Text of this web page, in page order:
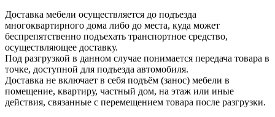
Доставка мебели осуществляется до подъезда
многоквартирного дома либо до места, куда может
беспрепятственно подъехать транспортное средство,
осуществляющее доставку.
Под разгрузкой в данном случае понимается передача товара в
точке, доступной для подъезда автомобиля.
Доставка не включает в себя подъём (занос) мебели в
помещение, квартиру, частный дом, на этаж или иные
действия, связанные с перемещением товара после разгрузки.